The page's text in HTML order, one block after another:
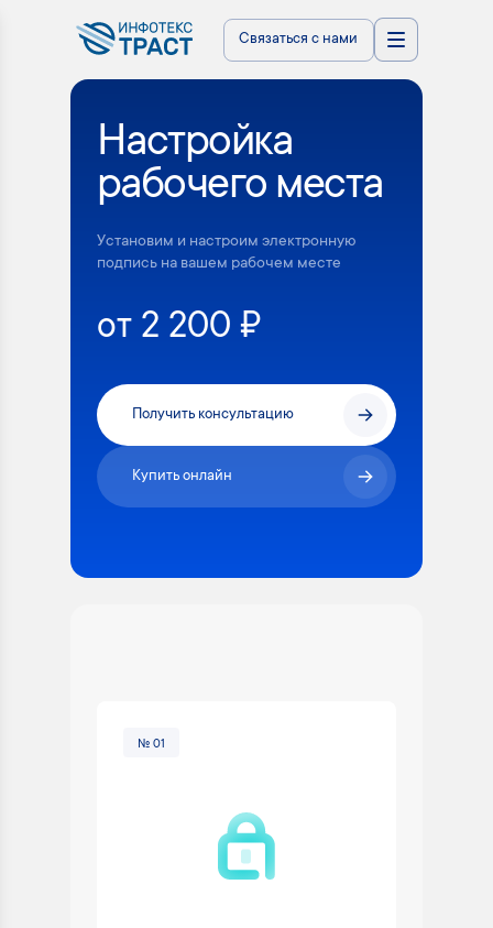
Связаться с нами
Настройка
рабочего места
Установим и настроим электронную
подпись на вашем рабочем месте
от 2 200 ₽
Получить консультацию
Купить онлайн
№ 01